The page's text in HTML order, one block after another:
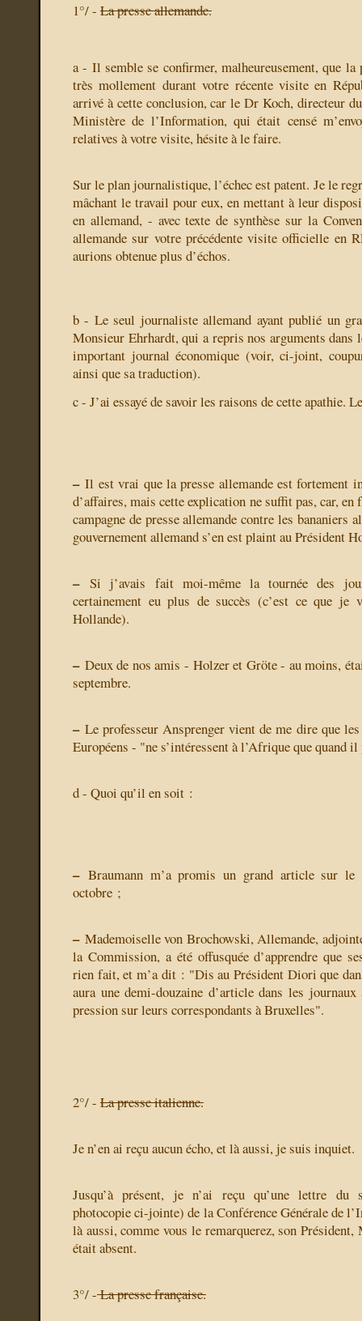
1°/ - La presse allemande.
a - Il semble se confirmer, malheureusement, que la
très mollement durant votre récente visite en
arrivé à cette conclusion, car le Dr Koch, directeur
Ministère de l’Information, qui était censé
relatives à votre visite, hésite à le faire.
Sur le plan journalistique, l’échec est patent. Je le
mâchant le travail pour eux, en mettant à leur
en allemand, - avec texte de synthèse sur la
allemande sur votre précédente visite officielle en
aurions obtenue plus d’échos.
b - Le seul journaliste allemand ayant publié un
Monsieur Ehrhardt, qui a repris nos arguments
important journal économique (voir, ci-joint,
ainsi que sa traduction).
c - J’ai essayé de savoir les raisons de cette apathie.
–Il est vrai que la presse allemande est fortement
d’affaires, mais cette explication ne suffit pas, car,
campagne de presse allemande contre les bananiers
gouvernement allemand s’en est plaint au Président
–Si j’avais fait moi-même la tournée des
certainement eu plus de succès (c’est ce que je
Hollande).
–Deux de nos amis - Holzer et Gröte - au moins,
septembre.
–Le professeur Ansprenger vient de me dire que
Européens - "ne s’intéressent à l’Afrique que quand
d - Quoi qu’il en soit :
–Braumann m’a promis un grand article sur le
octobre ;
–Mademoiselle von Brochowski, Allemande,
la Commission, a été offusquée d’apprendre que
rien fait, et m’a dit : "Dis au Président Diori que
aura une demi-douzaine d’article dans les
pression sur leurs correspondants à Bruxelles".
2°/ - La presse italienne.
Je n’en ai reçu aucun écho, et là aussi, je suis inquiet.
Jusqu’à présent, je n’ai reçu qu’une lettre du
photocopie ci-jointe) de la Conférence Générale de
là aussi, comme vous le remarquerez, son
était absent.
3°/ -La presse française.